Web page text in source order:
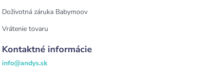
Doživotná záruka Babymoov
Vrátenie tovaru
Kontaktné informácie
info@andys.sk